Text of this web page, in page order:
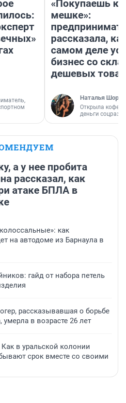
«Покупаешь
мешке»:
рассказала,
самом деле
бизнес со
дешевых
Наталья
Открыла
деньги
а у нее пробита
рассказал, как
атаке БПЛА в
как
на автодоме из Барнаула в
гайд от набора петель
рассказывавшая о борьбе
в возрасте 26 лет
в уральской колонии
срок вместе со своими